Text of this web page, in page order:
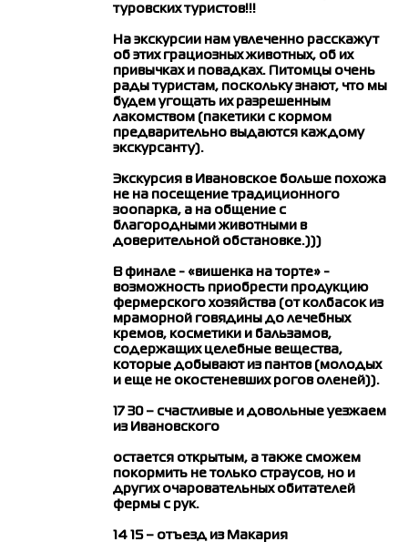
туровских туристов!!!
На экскурсии нам увлеченно расскажут
об этих грациозных животных, об их
привычках и повадках. Питомцы очень
рады туристам, поскольку знают, что мы
будем угощать их разрешенным
лакомством (пакетики с кормом
предварительно выдаются каждому
экскурсанту).
Экскурсия в Ивановское больше похожа
не на посещение традиционного
зоопарка, а на общение с
благородными животными в
доверительной обстановке.)))
В финале - «вишенка на торте» -
возможность приобрести продукцию
фермерского хозяйства (от колбасок из
мраморной говядины до лечебных
кремов, косметики и бальзамов,
содержащих целебные вещества,
которые добывают из пантов (молодых
и еще не окостеневших рогов оленей)).
17 30 – счастливые и довольные уезжаем
из Ивановского
остается открытым, а также сможем
покормить не только страусов, но и
других очаровательных обитателей
фермы с рук.
14 15 – отъезд из Макария
О нас
Отзывы
Контакты
О компании Туры
Прием в г. Бор
г. Бор, ул. Октябрьская д. 53
Школьные туры
Отправление
Для агентов
8 (831) 422 28
+7 905 193-36-13
г. Н. Новгород, пл. Горького, д. 6
г. Нижний Новгород
Директор
Оплата и доставка